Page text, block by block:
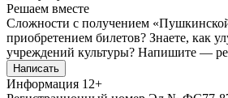
Решаем вместе
Сложности с получением
приобретением билетов? Знаете, как
учреждений культуры? Напишите —
Написать
Информация 12+